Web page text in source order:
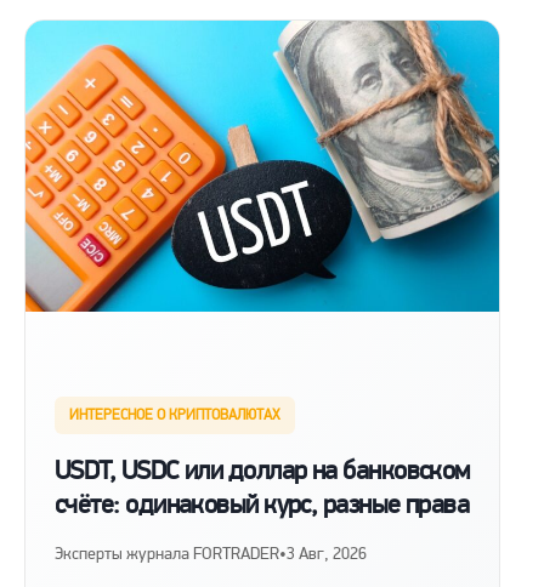
ИНТЕРЕСНОЕ О КРИПТОВАЛЮТАХ
USDT, USDC или доллар на банковском
счёте: одинаковый курс, разные права
Эксперты журнала FORTRADER•3 Авг, 2026